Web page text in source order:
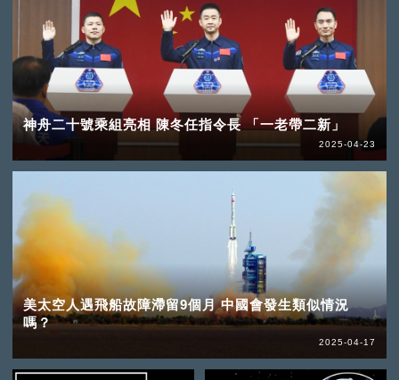
神舟二十號乘組亮相 陳冬任指令長 「一老帶二新」
2025-04-23
美太空人遇飛船故障滯留9個月 中國會發生類似情況
嗎？
2025-04-17